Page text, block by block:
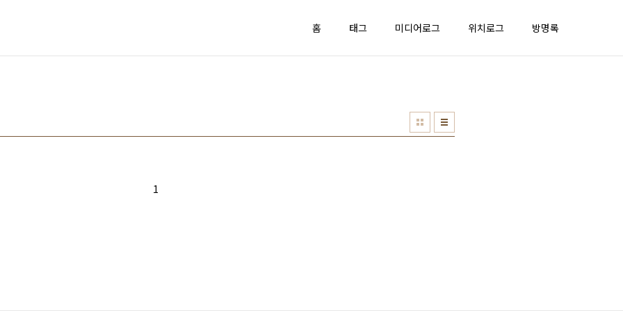
홈 태그 미디어로그 위치로그 방명록
1